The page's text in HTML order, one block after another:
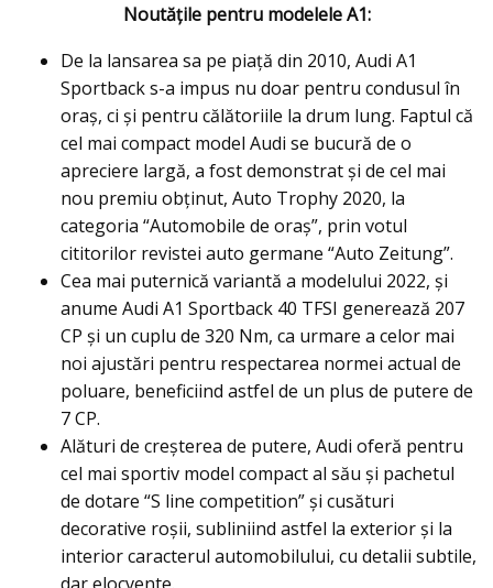
Noutățile pentru modelele A1:
De la lansarea sa pe piață din 2010, Audi A1
Sportback s-a impus nu doar pentru condusul în
oraș, ci și pentru călătoriile la drum lung. Faptul că
cel mai compact model Audi se bucură de o
apreciere largă, a fost demonstrat și de cel mai
nou premiu obținut, Auto Trophy 2020, la
categoria “Automobile de oraș”, prin votul
cititorilor revistei auto germane “Auto Zeitung”.
Cea mai puternică variantă a modelului 2022, și
anume Audi A1 Sportback 40 TFSI generează 207
CP și un cuplu de 320 Nm, ca urmare a celor mai
noi ajustări pentru respectarea normei actual de
poluare, beneficiind astfel de un plus de putere de
7 CP.
Alături de creșterea de putere, Audi oferă pentru
cel mai sportiv model compact al său și pachetul
de dotare “S line competition” și cusături
decorative roșii, subliniind astfel la exterior și la
interior caracterul automobilului, cu detalii subtile,